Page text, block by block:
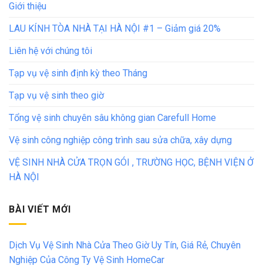
Giới thiệu
LAU KÍNH TÒA NHÀ TẠI HÀ NỘI #1 – Giảm giá 20%
Liên hệ với chúng tôi
Tạp vụ vệ sinh định kỳ theo Tháng
Tạp vụ vệ sinh theo giờ
Tổng vệ sinh chuyên sâu không gian Carefull Home
Vệ sinh công nghiệp công trình sau sửa chữa, xây dựng
VỆ SINH NHÀ CỬA TRỌN GÓI , TRƯỜNG HỌC, BỆNH VIỆN Ở
HÀ NỘI
BÀI VIẾT MỚI
Dịch Vụ Vệ Sinh Nhà Cửa Theo Giờ Uy Tín, Giá Rẻ, Chuyên
Nghiệp Của Công Ty Vệ Sinh HomeCar